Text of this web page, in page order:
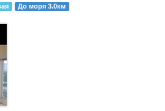
До моря 3.0км